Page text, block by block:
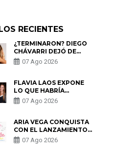
RECIENTES
¿TERMINARON? DIEGO
CHÁVARRI DEJÓ DE
SEGUIR A GABRIELA
HERRERA Y ANUNCIA SU
07 Ago 2026
FLAVIA LAOS EXPONE
LO QUE HABRÍA
BUSCADO PABLO
HEREDIA CON ALE
PARTES QUERÍA EL
REMEMBER”
07 Ago 2026
ARIA VEGA CONQUISTA
CON EL LANZAMIENTO
DE “TOTOTO (+4)”
07 Ago 2026